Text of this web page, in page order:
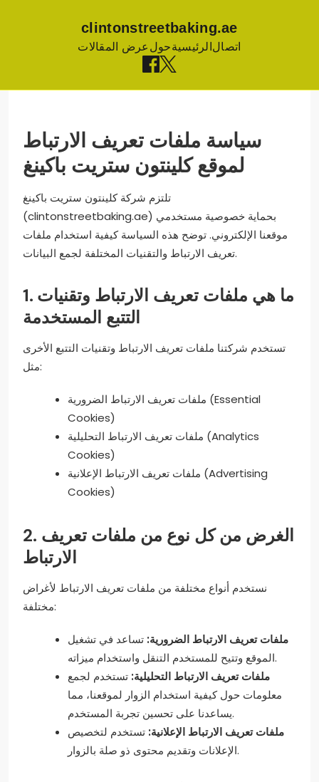
clintonstreetbaking.ae
عرض المقالات حولالرئيسية اتصال
contentسياسة ملفات تعريف الارتباط
لموقع كلينتون ستريت باكينغ
تلتزم شركة كلينتون ستريت باكينغ
(clintonstreetbaking.ae) بحماية خصوصية مستخدمي
موقعنا الإلكتروني. توضح هذه السياسة كيفية استخدام ملفات
تعريف الارتباط والتقنيات المختلفة لجمع البيانات.
1. ما هي ملفات تعريف الارتباط وتقنيات
التتبع المستخدمة
تستخدم شركتنا ملفات تعريف الارتباط وتقنيات التتبع الأخرى
مثل:
ملفات تعريف الارتباط الضرورية (Essential
Cookies)
ملفات تعريف الارتباط التحليلية (Analytics
Cookies)
ملفات تعريف الارتباط الإعلانية (Advertising
Cookies)
2. الغرض من كل نوع من ملفات تعريف
الارتباط
نستخدم أنواع مختلفة من ملفات تعريف الارتباط لأغراض
مختلفة:
ملفات تعريف الارتباط الضرورية: تساعد في تشغيل
الموقع وتتيح للمستخدم التنقل واستخدام ميزاته.
ملفات تعريف الارتباط التحليلية: تستخدم لجمع
معلومات حول كيفية استخدام الزوار لموقعنا، مما
يساعدنا على تحسين تجربة المستخدم.
ملفات تعريف الارتباط الإعلانية: تستخدم لتخصيص
الإعلانات وتقديم محتوى ذو صلة بالزوار.